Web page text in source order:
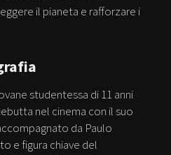
il pianeta e rafforzare i
studentessa di 11 anni
nel cinema con il suo
da Paulo
e figura chiave del